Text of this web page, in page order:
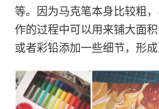
等。因为马克笔本身比较粗
作的过程中可以用来铺大面
或者彩铅添加一些细节，形成